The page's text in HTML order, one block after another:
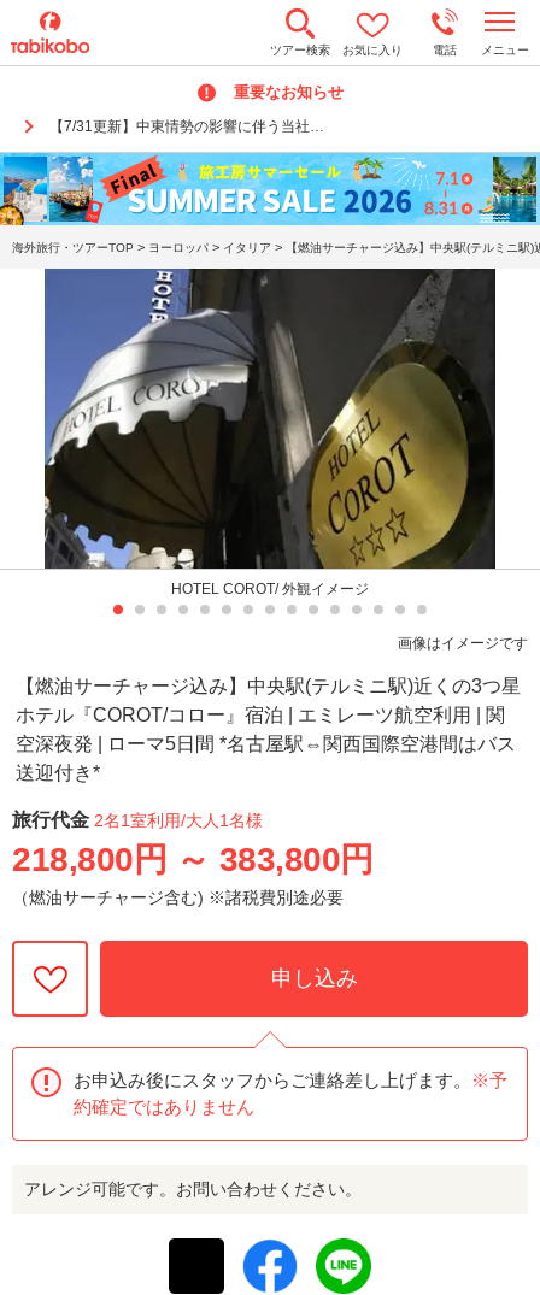
ツアー検索 お気に入り 電話 メニュー
重要なお知らせ
【7/31更新】中東情勢の影響に伴う当社…
o
n
a
v
i
g
a
t
海外旅行・ツアーTOP > ヨーロッパ > イタリア > 【燃油サーチャージ込み】中央駅(テルミニ
HOTEL COROT/ 外観イメージ
画像はイメージです
【燃油サーチャージ込み】中央駅(テルミニ駅)近くの3つ星
ホテル『COROT/コロー』宿泊 | エミレーツ航空利用 | 関
空深夜発 | ローマ5日間 *名古屋駅⇔関西国際空港間はバス
送迎付き*
旅行代金 2名1室利用/大人1名様
218,800円 ～ 383,800円
（燃油サーチャージ含む) ※諸税費別途必要
申し込み
お申込み後にスタッフからご連絡差し上げます。
※予
約確定ではありません
アレンジ可能です。お問い合わせください。